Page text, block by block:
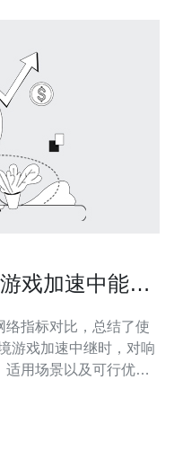
戏加速中能否
络指标对比，总结了使
游戏加速中继时，对响
用场景以及可行优化